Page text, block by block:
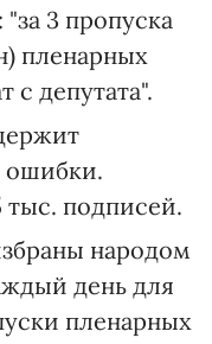
3 пропуска
пленарных
с депутата".
ошибки.
тыс. подписей.
народом
день для
пленарных